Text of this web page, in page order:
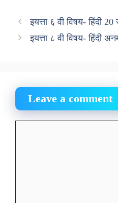
इयत्ता ६ वी विषय- हिंदी
इयत्ता ८ वी विषय- हिंदी
Leave a comment